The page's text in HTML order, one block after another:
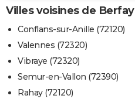
Villes voisines de Berfay
Conflans-sur-Anille (72120)
Valennes (72320)
Vibraye (72320)
Semur-en-Vallon (72390)
Rahay (72120)